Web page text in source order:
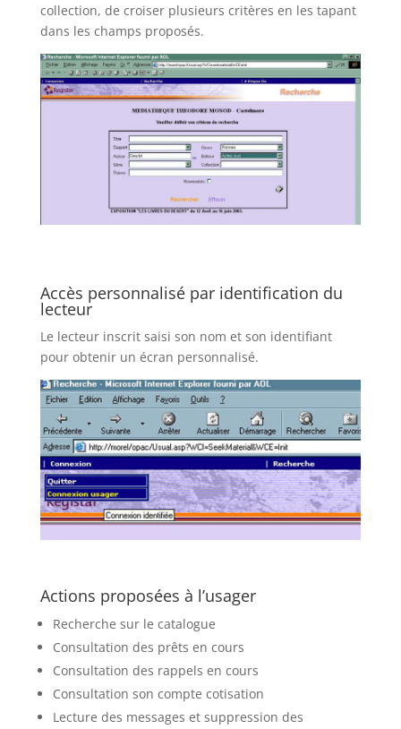
collection, de croiser plusieurs critères en les tapant
dans les champs proposés.
Accès personnalisé par identification du
lecteur
Le lecteur inscrit saisi son nom et son identifiant
pour obtenir un écran personnalisé.
Actions proposées à l’usager
Recherche sur le catalogue
Consultation des prêts en cours
Consultation des rappels en cours
Consultation son compte cotisation
Lecture des messages et suppression des